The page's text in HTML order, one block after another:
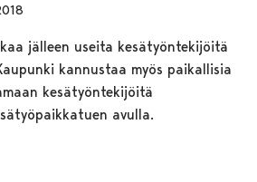
jälleen useita kesätyöntekijöitä
kannustaa myös paikallisia
kesätyöntekijöitä
avulla.